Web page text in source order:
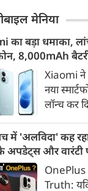
में बीत है,
मनचाही
इस इच्‍छा
रात को
मेनिया
का बड़ा धमाका,
8,000mAh
Xiaomi ने
नया
लॉन्च कर
डिस्प्ले,
और
चिपसेट के
50MP का
में 'अलविदा' कह
अपडेट्स और वारंटी
Truth: